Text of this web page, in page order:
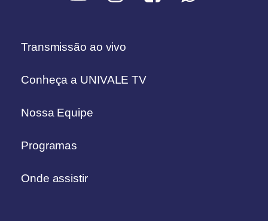
Transmissão ao vivo
Conheça a UNIVALE TV
Nossa Equipe
Programas
Onde assistir